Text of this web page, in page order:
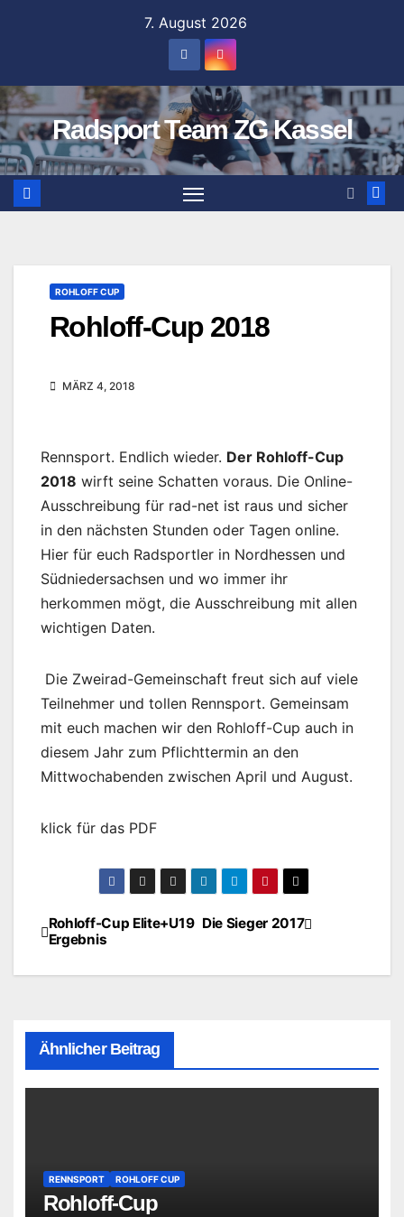
7. August 2026
Radsport Team ZG Kassel
ROHLOFF CUP
Rohloff-Cup 2018
MÄRZ 4, 2018
Rennsport. Endlich wieder. Der Rohloff-Cup
2018 wirft seine Schatten voraus. Die Online-
Ausschreibung für rad-net ist raus und sicher
in den nächsten Stunden oder Tagen online.
Hier für euch Radsportler in Nordhessen und
Südniedersachsen und wo immer ihr
herkommen mögt, die Ausschreibung mit allen
wichtigen Daten.
Die Zweirad-Gemeinschaft freut sich auf viele
Teilnehmer und tollen Rennsport. Gemeinsam
mit euch machen wir den Rohloff-Cup auch in
diesem Jahr zum Pflichttermin an den
Mittwochabenden zwischen April und August.
klick für das PDF
Beitragsnavigation
Die Sieger 2017
Rohloff-Cup Elite+U19
Ergebnis
Ähnlicher Beitrag
RENNSPORT ROHLOFF CUP
Rohloff-Cup